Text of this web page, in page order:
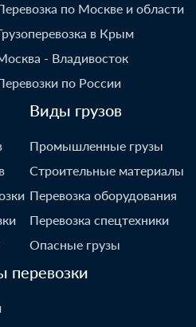
по Москве и области
в Крым
- Владивосток
по России
Виды грузов
Промышленные грузы
Строительные материалы
Перевозка оборудования
Перевозка спецтехники
Опасные грузы
перевозки